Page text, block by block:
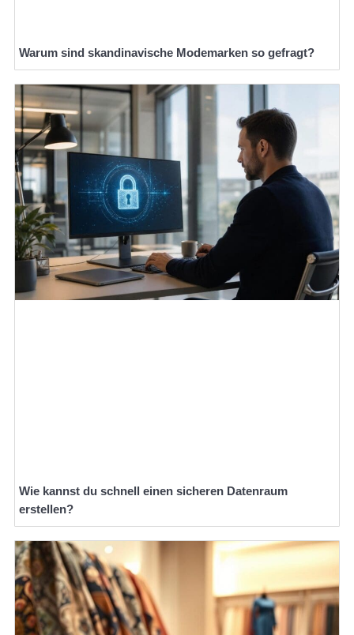
Warum sind skandinavische Modemarken so gefragt?
Wie kannst du schnell einen sicheren Datenraum
erstellen?